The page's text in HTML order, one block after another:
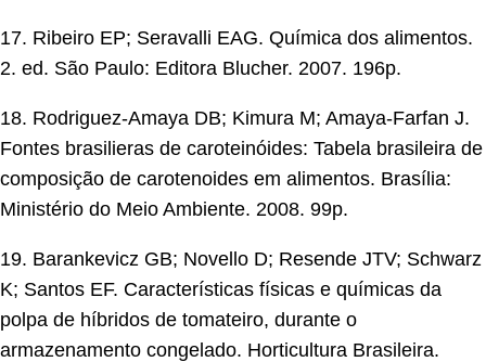
17. Ribeiro EP; Seravalli EAG. Química dos alimentos.
2. ed. São Paulo: Editora Blucher. 2007. 196p.
18. Rodriguez-Amaya DB; Kimura M; Amaya-Farfan J.
Fontes brasilieras de caroteinóides: Tabela brasileira de
composição de carotenoides em alimentos. Brasília:
Ministério do Meio Ambiente. 2008. 99p.
19. Barankevicz GB; Novello D; Resende JTV; Schwarz
K; Santos EF. Características físicas e químicas da
polpa de híbridos de tomateiro, durante o
armazenamento congelado. Horticultura Brasileira.